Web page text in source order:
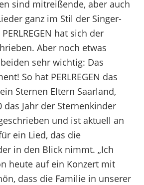
sind mitreißende, aber auch
ganz im Stil der Singer-
hat sich der
Aber noch etwas
sehr wichtig: Das
So hat PERLREGEN das
Sternen Eltern Saarland,
das Jahr der Sternenkinder
und ist aktuell an
ein Lied, das die
in den Blick nimmt. „Ich
heute auf ein Konzert mit
dass die Familie in unserer